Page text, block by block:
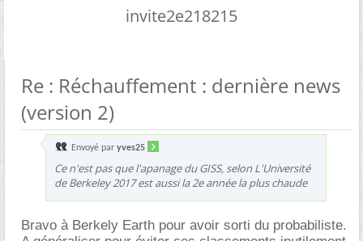
invite2e218215
Re : Réchauffement : dernière news
(version 2)
Envoyé par yves25
Ce n'est pas que l'apanage du GISS, selon L'Université
de Berkeley 2017 est aussi la 2e année la plus chaude
Bravo à Berkely Earth pour avoir sorti du probabiliste.